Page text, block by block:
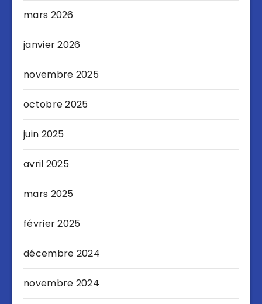
mars 2026
janvier 2026
novembre 2025
octobre 2025
juin 2025
avril 2025
mars 2025
février 2025
décembre 2024
novembre 2024